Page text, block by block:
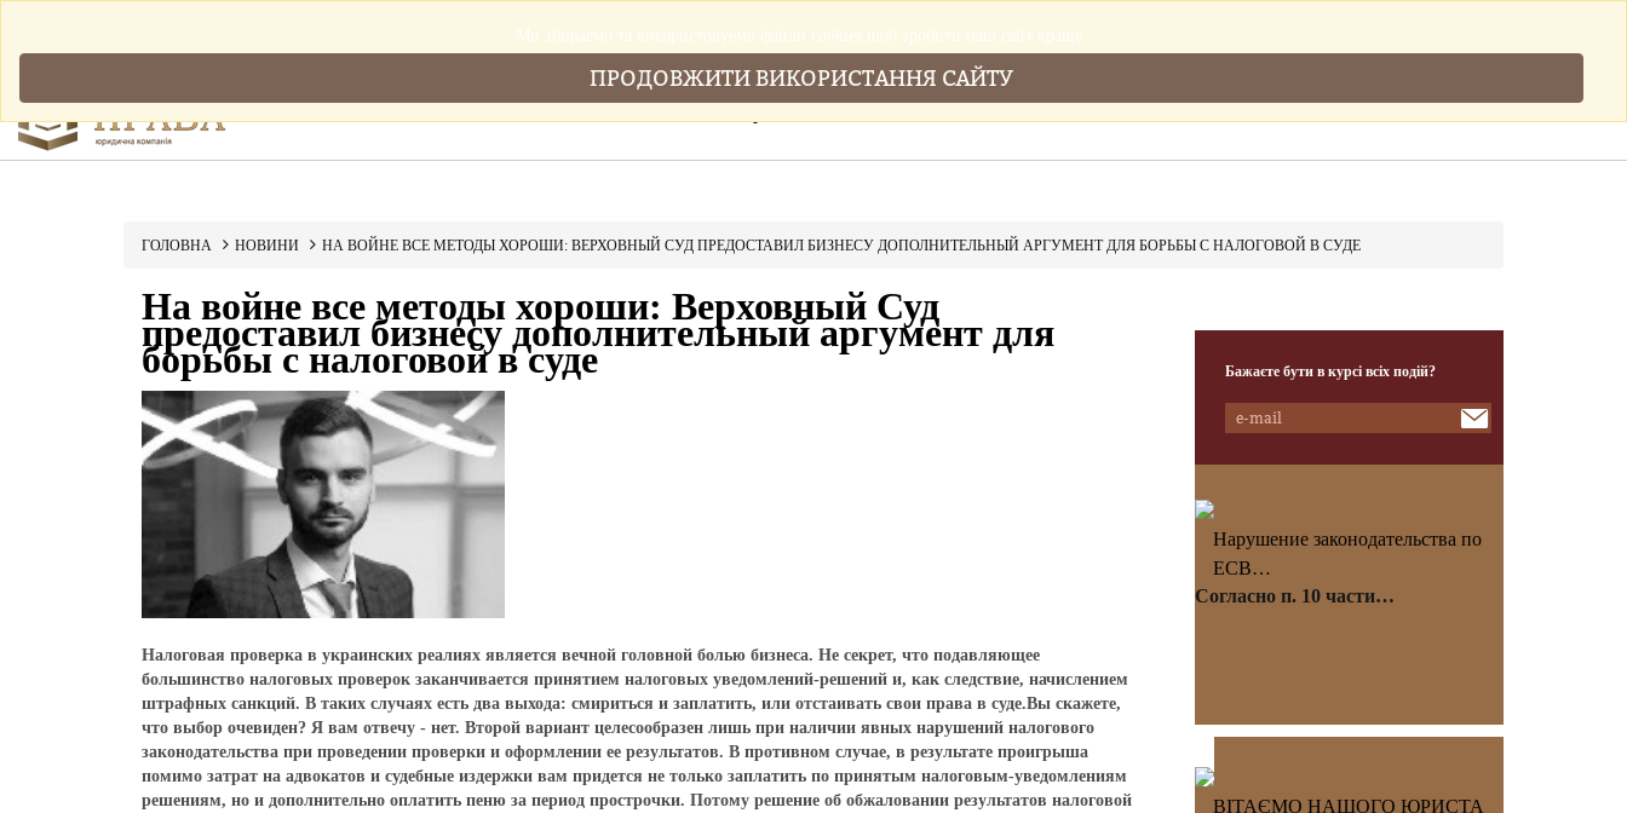
Головна Послуги Новини Cтатті Клієнти Наша Команда Контакти
ГОЛОВНА НОВИНИ НА ВОЙНЕ ВСЕ МЕТОДЫ ХОРОШИ: ВЕРХОВНЫЙ СУД ПРЕДОСТАВИЛ БИЗНЕСУ ДОПОЛНИТЕЛЬНЫЙ АРГУМЕНТ ДЛЯ БОРЬБЫ С НАЛОГОВОЙ В СУДЕ
На войне все методы хороши: Верховный Суд
предоставил бизнесу дополнительный аргумент для
борьбы с налоговой в суде
Налоговая проверка в украинских реалиях является вечной головной болью бизнеса. Не секрет, что подавляющее
большинство налоговых проверок заканчивается принятием налоговых уведомлений-решений и, как следствие, начислением
штрафных санкций. В таких случаях есть два выхода: смириться и заплатить, или отстаивать свои права в суде.Вы скажете,
что выбор очевиден? Я вам отвечу - нет. Второй вариант целесообразен лишь при наличии явных нарушений налогового
законодательства при проведении проверки и оформлении ее результатов. В противном случае, в результате проигрыша
помимо затрат на адвокатов и судебные издержки вам придется не только заплатить по принятым налоговым-уведомлениям
решениям, но и дополнительно оплатить пеню за период прострочки. Потому решение об обжаловании результатов налоговой
Бажаєте бути в курсі всіх подій?
Нарушение законодательства по
ЕСВ…
Согласно п. 10 части…
ВІТАЄМО НАШОГО ЮРИСТА
Ми збираемо та використовуемо файли cookies щоб зробити наш сайт краще.
ПРОДОВЖИТИ ВИКОРИСТАННЯ САЙТУ